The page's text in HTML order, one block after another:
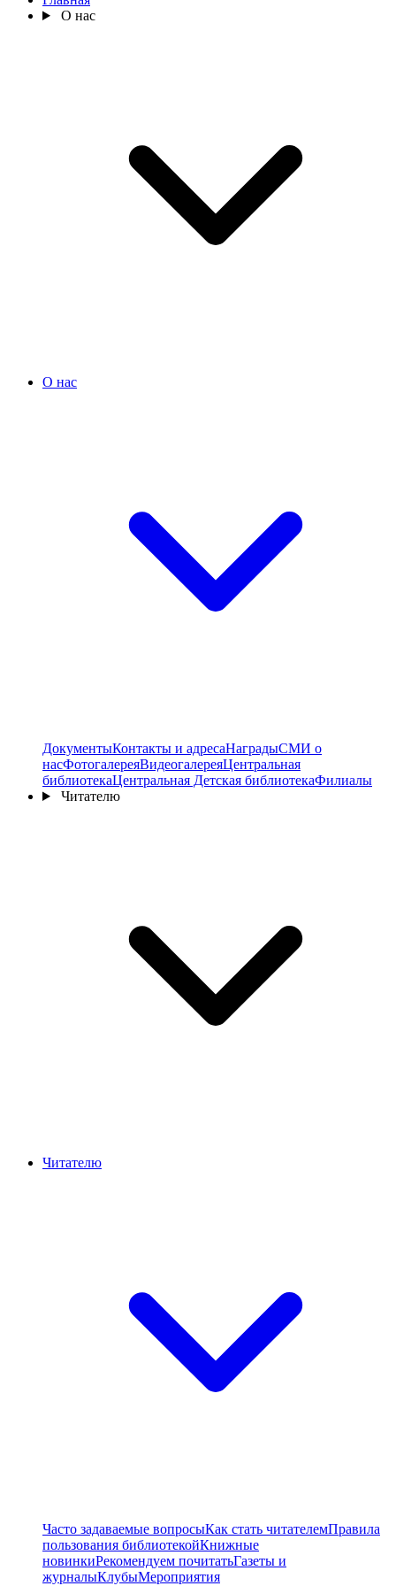
О нас
О нас
ДокументыКонтакты и адресаНаградыСМИ о
насФотогалереяВидеогалереяЦентральная
библиотекаЦентральная Детская библиотекаФилиалы
Читателю
Читателю
Часто задаваемые вопросыКак стать читателемПравила
пользования библиотекойКнижные
новинкиРекомендуем почитатьГазеты и
журналыКлубыМероприятия